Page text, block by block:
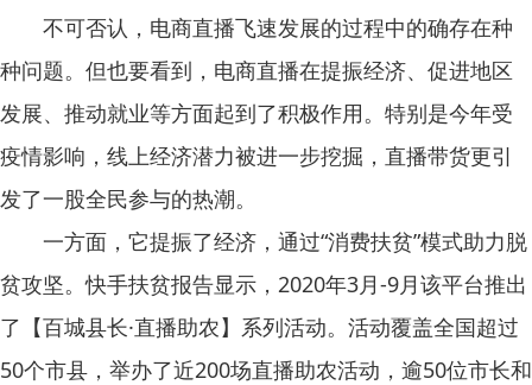
不可否认，电商直播飞速发展的过程中的确存在种
种问题。但也要看到，电商直播在提振经济、促进地区
发展、推动就业等方面起到了积极作用。特别是今年受
疫情影响，线上经济潜力被进一步挖掘，直播带货更引
发了一股全民参与的热潮。
一方面，它提振了经济，通过“消费扶贫”模式助力脱
贫攻坚。快手扶贫报告显示，2020年3月-9月该平台推出
了【百城县长·直播助农】系列活动。活动覆盖全国超过
50个市县，举办了近200场直播助农活动，逾50位市长和